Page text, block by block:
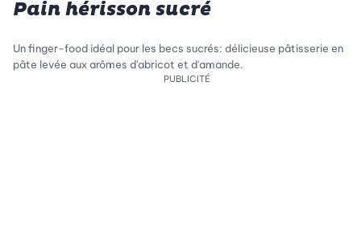
Pain hérisson sucré
Un finger-food idéal pour les becs sucrés: délicieuse pâtisserie en
pâte levée aux arômes d'abricot et d'amande.
PUBLICITÉ